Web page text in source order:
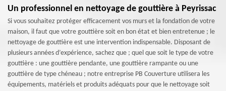
Un professionnel en nettoyage de gouttière à Peyrissac
Si vous souhaitez protéger efficacement vos murs et la fondation de votre
maison, il faut que votre gouttière soit en bon état et bien entretenue ; le
nettoyage de gouttière est une intervention indispensable. Disposant de
plusieurs années d’expérience, sachez que ; quel que soit le type de votre
gouttière : une gouttière pendante, une gouttière rampante ou une
gouttière de type chéneau ; notre entreprise PB Couverture utilisera les
équipements, matériels et produits adéquats pour que le nettoyage soit